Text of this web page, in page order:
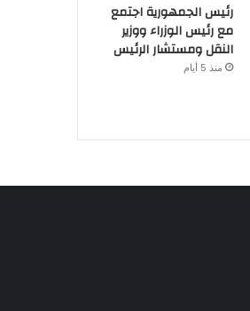
رئيس الجمهورية اجتمع
مع رئيس الوزراء ووزير
النقل ومستشار الرئيس
منذ 5 أيام